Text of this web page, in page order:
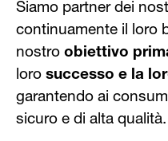
Siamo partner dei
continuamente il loro
nostro obiettivo
loro successo e la
garantendo ai
sicuro e di alta qualità.